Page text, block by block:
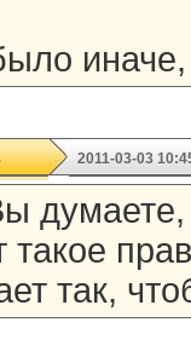
2011-03-03
думаете,
такое
так,